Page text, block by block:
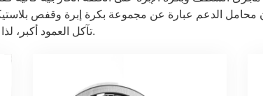
محامل الدعم عبارة عن مجموعة بكرة إبرة وقفص
تآكل العمود أكبر، لذا يُفضّل استخدام المعالجة الحرارية للعمود.